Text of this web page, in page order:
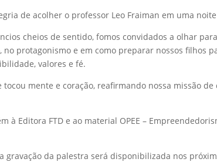
de acolher o professor Leo Fraiman em uma
cheios de sentido, fomos convidados a olhar
no protagonismo e em como preparar nossos filhos
valores e fé.
tocou mente e coração, reafirmando nossa missão
à Editora FTD e ao material OPEE –
gravação da palestra será disponibilizada nos